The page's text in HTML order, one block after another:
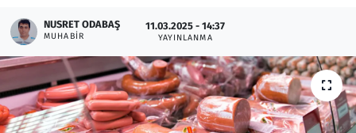
NUSRET ODABAŞ
MUHABIR
11.03.2025 - 14:37
YAYINLANMA
Otomobil
Oyun
Ramazan